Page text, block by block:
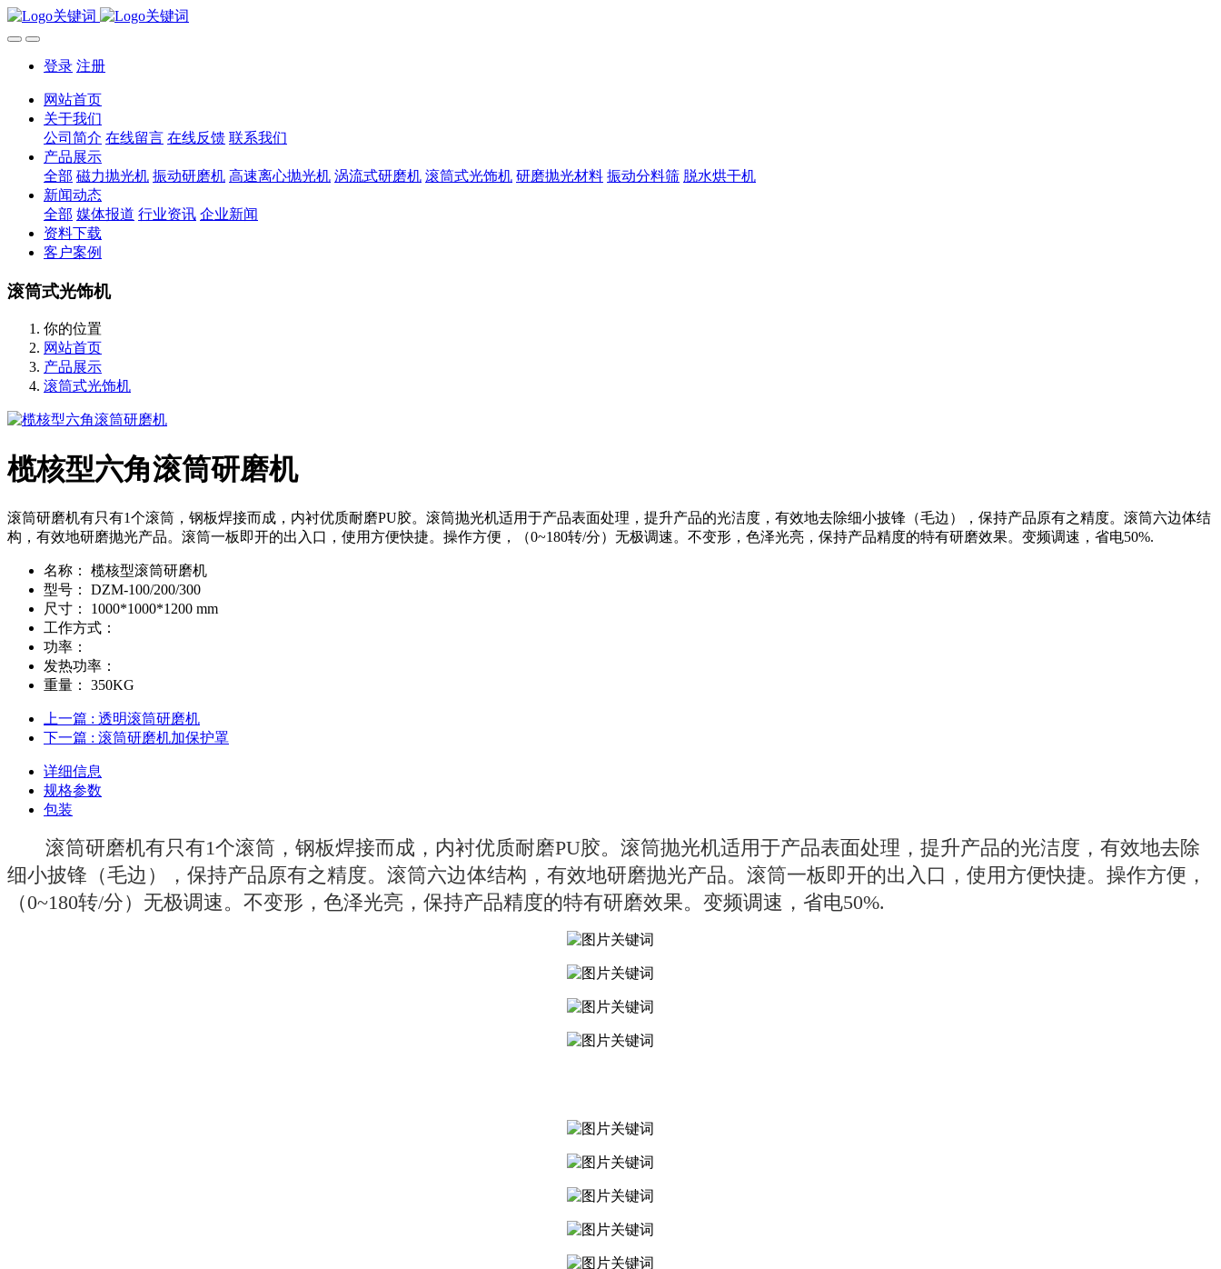
登录 注册
网站首页
关于我们
公司简介 在线留言 在线反馈 联系我们
产品展示
全部 磁力抛光机 振动研磨机 高速离心抛光机 涡流式研磨机 滚筒式光饰机 研磨抛光材料 振动分料筛 脱水烘干机
新闻动态
全部 媒体报道 行业资讯 企业新闻
资料下载
客户案例
滚筒式光饰机
你的位置
网站首页
产品展示
滚筒式光饰机
榄核型六角滚筒研磨机
滚筒研磨机有只有1个滚筒，钢板焊接而成，内衬优质耐磨PU胶。滚筒抛光机适用于产品表面处理，提升产品的光洁度，有效地去除细小披锋（毛边），保持产品原有之精度。滚筒六边体结
构，有效地研磨抛光产品。滚筒一板即开的出入口，使用方便快捷。操作方便，（0~180转/分）无极调速。不变形，色泽光亮，保持产品精度的特有研磨效果。变频调速，省电50%.
名称：
榄核型滚筒研磨机
型号：
DZM-100/200/300
尺寸：
1000*1000*1200 mm
工作方式：
功率：
发热功率：
重量：
350KG
上一篇 : 透明滚筒研磨机
下一篇 : 滚筒研磨机加保护罩
详细信息
规格参数
包装
滚筒研磨机有只有1个滚筒，钢板焊接而成，内衬优质耐磨PU胶。滚筒抛光机适用于产品表面处理，提升产品的光洁度，有效地去除
细小披锋（毛边），保持产品原有之精度。滚筒六边体结构，有效地研磨抛光产品。滚筒一板即开的出入口，使用方便快捷。操作方便，
（0~180转/分）无极调速。不变形，色泽光亮，保持产品精度的特有研磨效果。变频调速，省电50%.